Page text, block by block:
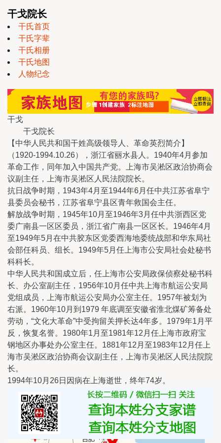
干戈院长
干氏首页
干氏字辈
干氏相册
干氏地图
人物纪念
干戈
干戈院长
【中华人民共和国干姓高级领导人、革命英烈简介】
（1920-1994.10.26），浙江省丽水县人。1940年4月参加
革命工作，同年加入中国共产党。上海市吴淞区政治协商会
议副主任，上海市吴淞区人民法院院长。
抗日战争时期，1943年4月至1944年6月任中共江苏省阜宁
县委员会秘书，江苏省阜宁县区青年救国会主任。
解放战争时期，1945年10月至1946年3月任中共浙西区党
委广南县一区区委员，浙江省广南县一区区长。1946年4月
至1949年5月在中共胶东区党委西海地委统战部和华东局社
会部任科员、组长。1949年5月任上海市公安局社会处秘书
科科长。
中华人民共和国成立后，任上海市公安局政保侦察处秘书科
长、办公室副主任，1956年10月任中共上海市航运公安局
党组成员，上海市航运公安局办公室主任。1957年被划为
右派。1960年10月到1979 年底调至安徽省淮北煤矿筹备处
劳动，“文化大革命”中受拘留关押长达4年多。1979年1月平
反，恢复名誉。1980年1月至1981年12月任上海市政府宝
钢地区办事处办公室主任。1881年12月至1983年12月任上
海市吴淞区政治协商会议副主任，上海市吴淞区人民法院院
长。
1994年10月26日因病在上海逝世，终年74岁。